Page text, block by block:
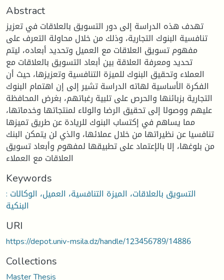
Abstract
تهدف هذه الدراسة إلى دور التسويق بالعلاقات في تعزيز
تنافسية البنوك التجارية، وذلك من خلال محاولة التعرف على
مفهوم تسويق العلاقات مع العميل وتحديد أبعاده، ليتم
تحديد ومعرفة العلاقة بين أبعاد التسويق بالعلاقات مع
العملاء وتحقيق البنوك للميزة التنافسية وتعزيزها، حيث أن
الفكرة الأساسية لهاته الدراسة تشير إلى إن اهتمام البنوك
التجارية بزبائنها والحرص على تلبية رغباتهم، بغرض المحافظة
عليهم ووصولا إلى تحقيق الرضا والولاء لمنتجاتها وخدماتها،
مما يساهم في إكتساب البنوك للريادة عن طريق تميزها
تنافسيا عن نظيراتها من خلال عملائها، والذي لن يتمكن البنك
من بلوغها، إلا بالإعتماد على تطبيقها لمفهوم وأبعاد تسويق
العلاقات مع العملاء
Keywords
: التسويق بالعلاقات، الميزة التنافسية، العميل، الوكالات
البنكية
URI
https://depot.univ-msila.dz/handle/123456789/14886
Collections
Master Thesis